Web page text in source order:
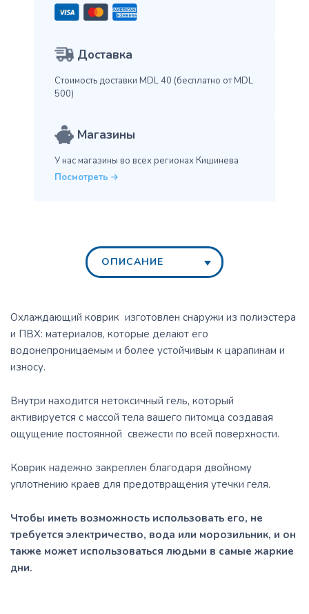
Доставка
Стоимость доставки MDL 40 (бесплатно от MDL
500)
Магазины
У нас магазины во всех регионах Кишинева
Посмотреть
ОПИСАНИЕ
Охлаждающий коврик изготовлен снаружи из полиэстера
и ПВХ: материалов, которые делают его
водонепроницаемым и более устойчивым к царапинам и
износу.
Внутри находится нетоксичный гель, который
активируется с массой тела вашего питомца создавая
ощущение постоянной свежести по всей поверхности.
Коврик надежно закреплен благодаря двойному
уплотнению краев для предотвращения утечки геля.
Чтобы иметь возможность использовать его, не
требуется электричество, вода или морозильник, и он
также может использоваться людьми в самые жаркие
дни.